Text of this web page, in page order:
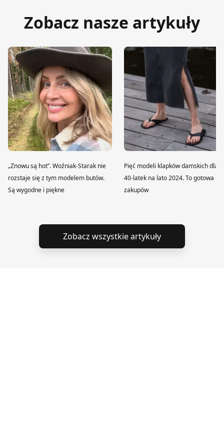
Zobacz nasze artykuły
„Znowu są hot”. Woźniak-Starak nie
rozstaje się z tym modelem butów.
Są wygodne i piękne
Pięć modeli klapków damskich dla
40-latek na lato 2024. To gotowa
zakupów
Zobacz wszystkie artykuły